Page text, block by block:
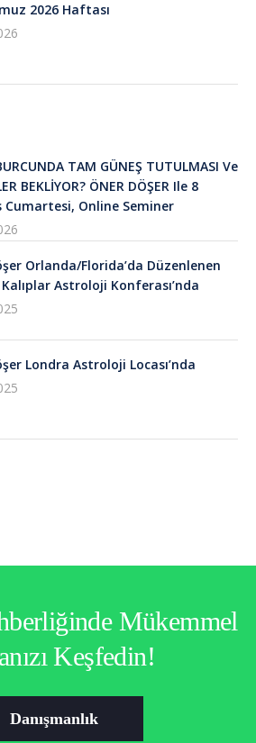
2026 Haftası
TAM GÜNEŞ TUTULMASI Ve
BEKLİYOR? ÖNER DÖŞER Ile 8
Cumartesi, Online Seminer
Orlanda/Florida’da Düzenlenen
Astroloji Konferası’nda
Londra Astroloji Locası’nda
Mükemmel
Keşfedin!
Danışmanlık